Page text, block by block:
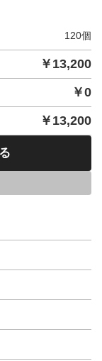
120個
￥ 13,200
￥0
￥ 13,200